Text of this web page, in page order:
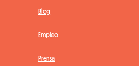
Blog
Empleo
Prensa